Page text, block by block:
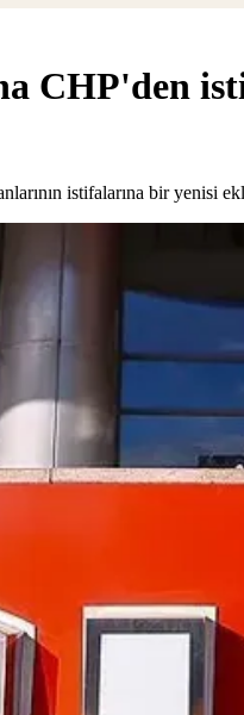
CHP'den
istifalarına bir yenisi